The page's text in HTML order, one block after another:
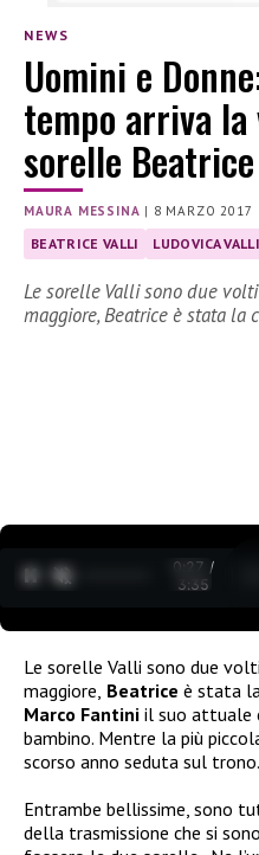
NEWS
Uomini e
tempo arriva
sorelle
MAURA MESSINA | 8 MARZO 2017
BEATRICE VALLI LUDOVICA VALLI
Le sorelle Valli sono due
maggiore, Beatrice è stata la
0:27 /
3:35
Le sorelle Valli sono due
maggiore, Beatrice è stata
Marco Fantini il suo attuale
bambino. Mentre la più
scorso anno seduta sul trono.
Entrambe bellissime, sono
della trasmissione che si